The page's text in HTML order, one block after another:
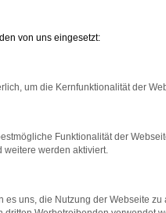
2 Möglichkeiten. Sehen
Probefahren. Oder
können wir dann für
von uns eingesetzt:
um die Kernfunktionalität der
Funktionalität der
weitere werden aktiviert.
es uns, die Nutzung der Webseite